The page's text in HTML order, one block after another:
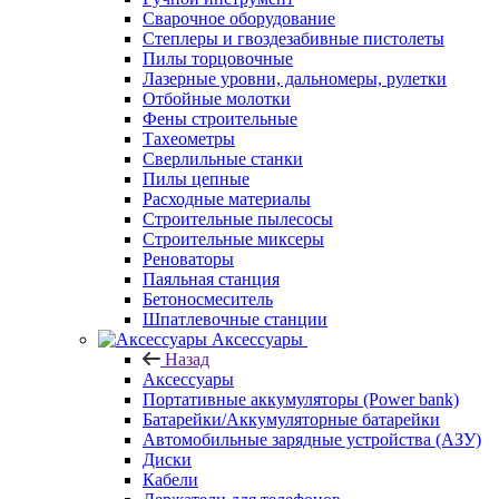
Сварочное оборудование
Степлеры и гвоздезабивные пистолеты
Пилы торцовочные
Лазерные уровни, дальномеры, рулетки
Отбойные молотки
Фены строительные
Тахеометры
Сверлильные станки
Пилы цепные
Расходные материалы
Строительные пылесосы
Строительные миксеры
Реноваторы
Паяльная станция
Бетоносмеситель
Шпатлевочные станции
Аксессуары
Назад
Аксессуары
Портативные аккумуляторы (Power bank)
Батарейки/Аккумуляторные батарейки
Автомобильные зарядные устройства (АЗУ)
Диски
Кабели